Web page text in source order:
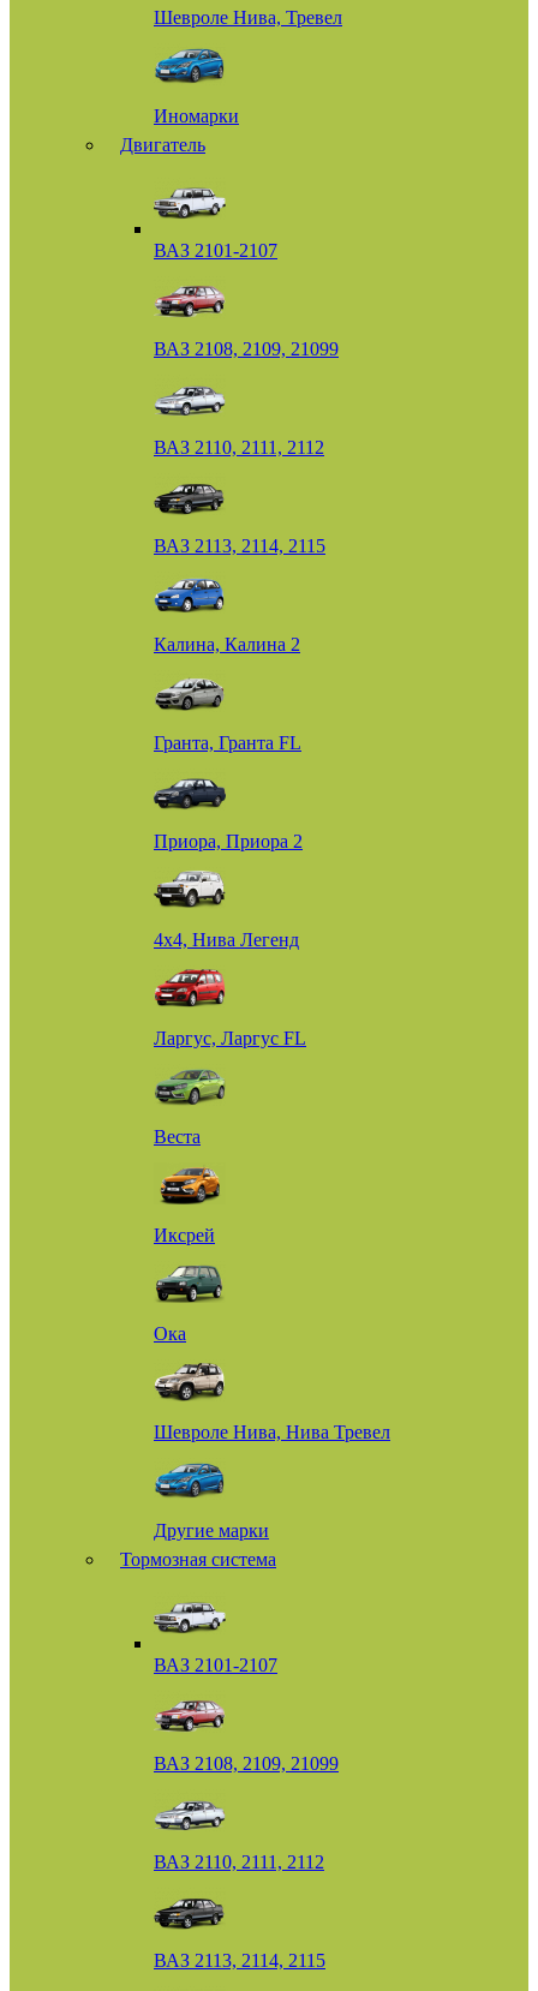
Шевроле Нива, Тревел
Иномарки
Двигатель
ВАЗ 2101-2107
ВАЗ 2108, 2109, 21099
ВАЗ 2110, 2111, 2112
ВАЗ 2113, 2114, 2115
Калина, Калина 2
Гранта, Гранта FL
Приора, Приора 2
4х4, Нива Легенд
Ларгус, Ларгус FL
Веста
Иксрей
Ока
Шевроле Нива, Нива Тревел
Другие марки
Тормозная система
ВАЗ 2101-2107
ВАЗ 2108, 2109, 21099
ВАЗ 2110, 2111, 2112
ВАЗ 2113, 2114, 2115